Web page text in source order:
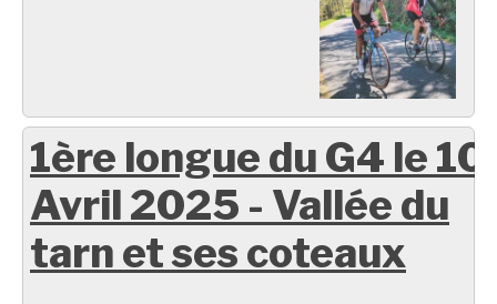
1ère longue du G4 le 10
Avril 2025 - Vallée du
tarn et ses coteaux